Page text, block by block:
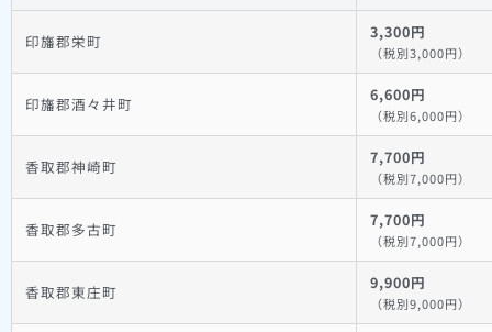
印旛郡栄町 3,300円
（税別3,000円）
印旛郡酒々井町 6,600円
（税別6,000円）
香取郡神崎町 7,700円
（税別7,000円）
香取郡多古町 7,700円
（税別7,000円）
香取郡東庄町 9,900円
（税別9,000円）